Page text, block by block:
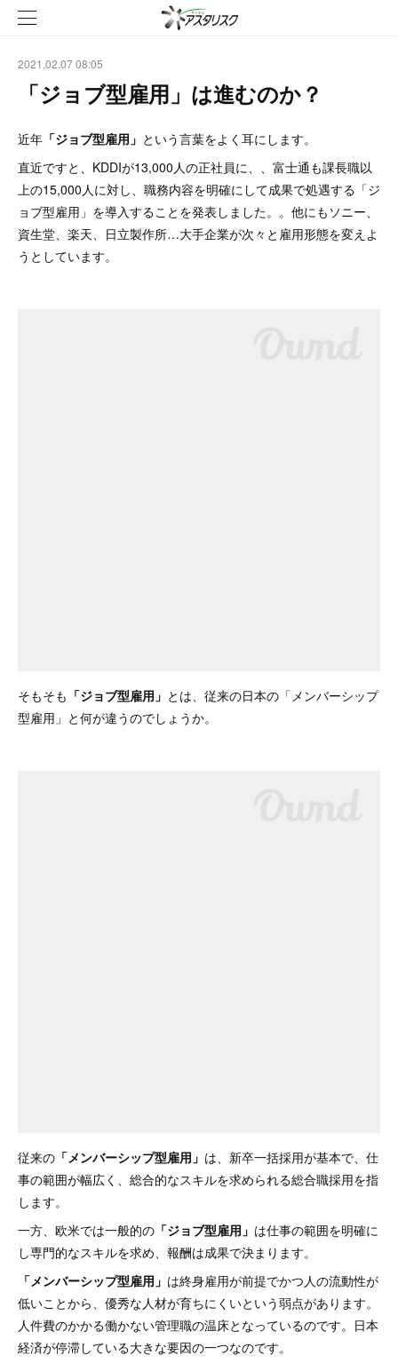
2021.02.07 08:05
「ジョブ型雇用」は進むのか？
近年 「ジョブ型雇用」 という言葉をよく耳にします。
直近ですと、KDDIが13,000人の正社員に、、富士通も課長職以
上の15,000人に対し、職務内容を明確にして成果で処遇する「ジ
ョブ型雇用」を導入することを発表しました。。他にもソニー、
資生堂、楽天、日立製作所…大手企業が次々と雇用形態を変えよ
うとしています。
そもそも 「ジョブ型雇用」 とは、従来の日本の「メンバーシップ
型雇用」と何が違うのでしょうか。
従来の 「メンバーシップ型雇用」 は、新卒一括採用が基本で、仕
事の範囲が幅広く、総合的なスキルを求められる総合職採用を指
します。
一方、欧米では一般的の 「ジョブ型雇用」 は仕事の範囲を明確に
し専門的なスキルを求め、報酬は成果で決まります。
「メンバーシップ型雇用」 は終身雇用が前提でかつ人の流動性が
低いことから、優秀な人材が育ちにくいという弱点があります。
人件費のかかる働かない管理職の温床となっているのです。日本
経済が停滞している大きな要因の一つなのです。